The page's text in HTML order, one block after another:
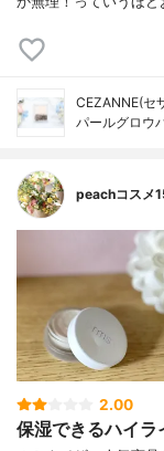
CEZANNE(セ
パールグロウ
peachコスメ
2.00
保湿できるハイラ